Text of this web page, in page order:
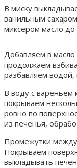
В миску
ванильным
миксером масло до
Добавляем в масло
продолжаем
разбавляем
В воду с вареньем
покрываем
ровно по
из печенья,
Промежутки
Покрываем
выкладывать